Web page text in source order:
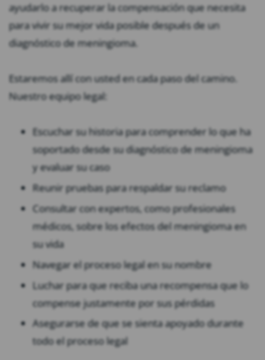
ayudarlo a recuperar la compensación que necesita
para vivir su mejor vida posible después de un
diagnóstico de meningioma.
Estaremos allí con usted en cada paso del camino.
Nuestro equipo legal:
Escuchar su historia para comprender lo que ha
soportado desde su diagnóstico de meningioma
y evaluar su caso
Reunir pruebas para respaldar su reclamo
Consultar con expertos, como profesionales
médicos, sobre los efectos del meningioma en
su vida
Navegar el proceso legal en su nombre
Luchar para que reciba una recompensa que lo
compense justamente por sus pérdidas
Asegurarse de que se sienta apoyado durante
todo el proceso legal